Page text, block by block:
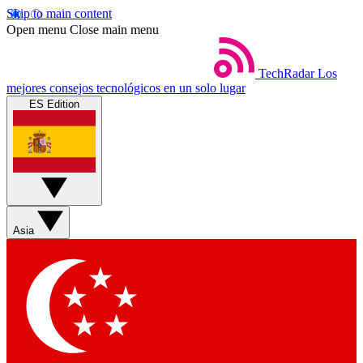
Skip to main content
Open menu Close main menu
TechRadar Los
mejores consejos tecnológicos en un solo lugar
ES Edition
Asia